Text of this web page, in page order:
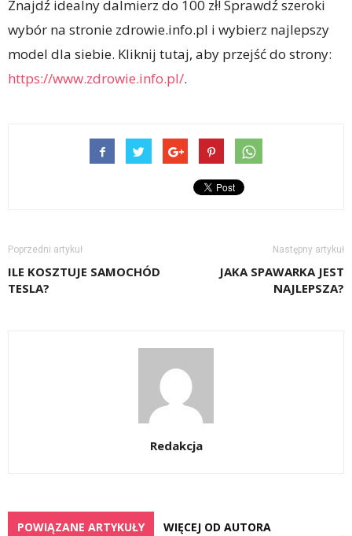
Znajdź idealny dalmierz do 100 zł! Sprawdź szeroki
wybór na stronie zdrowie.info.pl i wybierz najlepszy
model dla siebie. Kliknij tutaj, aby przejść do strony:
https://www.zdrowie.info.pl/.
Poprzedni artykuł
ILE KOSZTUJE SAMOCHÓD
TESLA?
Następny artykuł
JAKA SPAWARKA JEST
NAJLEPSZA?
Redakcja
POWIĄZANE ARTYKUŁY WIĘCEJ OD AUTORA